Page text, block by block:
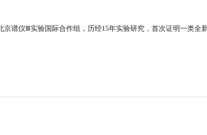
谱仪Ⅲ实验国际合作组，历经15年实验研究，首次证明一类全